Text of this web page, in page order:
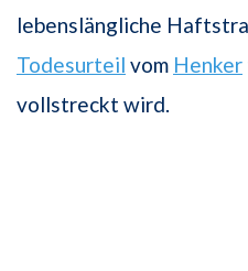
lebenslängliche
Todesurteil vom Henker
vollstreckt wird.